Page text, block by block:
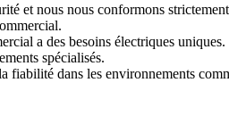
et nous nous conformons
a des besoins électriques
spécialisés.
dans les environnements